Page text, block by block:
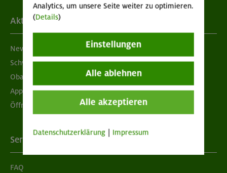
Aktuelles
Newsletter
Schwarzes Brett
Obacht geben!
App "Mein DAV+"
Öffnungszeiten
Services
FAQ
Analytics, um unsere Seite weiter zu optimieren.
(Details)
Einstellungen
Alle ablehnen
Alle akzeptieren
Datenschutzerklärung Impressum